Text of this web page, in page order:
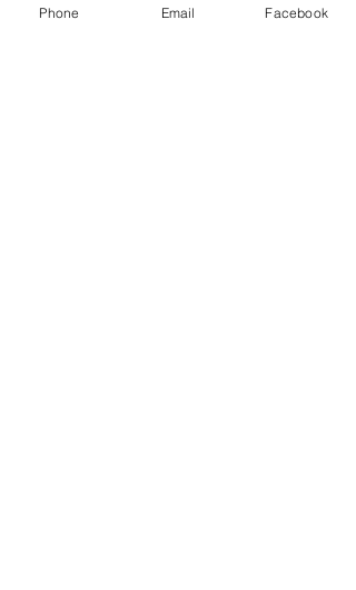
(50-75) мл/м2 в залежності від
Phone Email Facebook